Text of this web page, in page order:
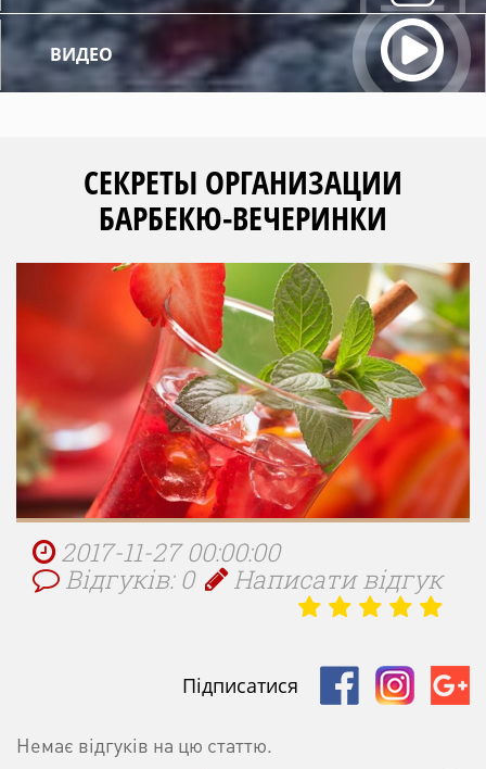
ВИДЕО
СЕКРЕТЫ ОРГАНИЗАЦИИ
БАРБЕКЮ-ВЕЧЕРИНКИ
2017-11-27 00:00:00
Відгуків: 0
Написати відгук
Підписатися
Немає відгуків на цю статтю.